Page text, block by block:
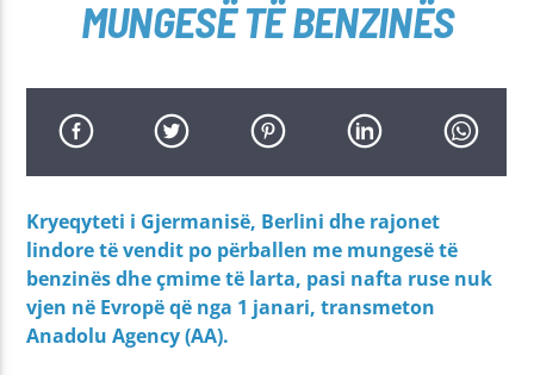
MUNGESË TË BENZINËS
Kryeqyteti i Gjermanisë, Berlini dhe rajonet
lindore të vendit po përballen me mungesë të
benzinës dhe çmime të larta, pasi nafta ruse nuk
vjen në Evropë që nga 1 janari, transmeton
Anadolu Agency (AA).